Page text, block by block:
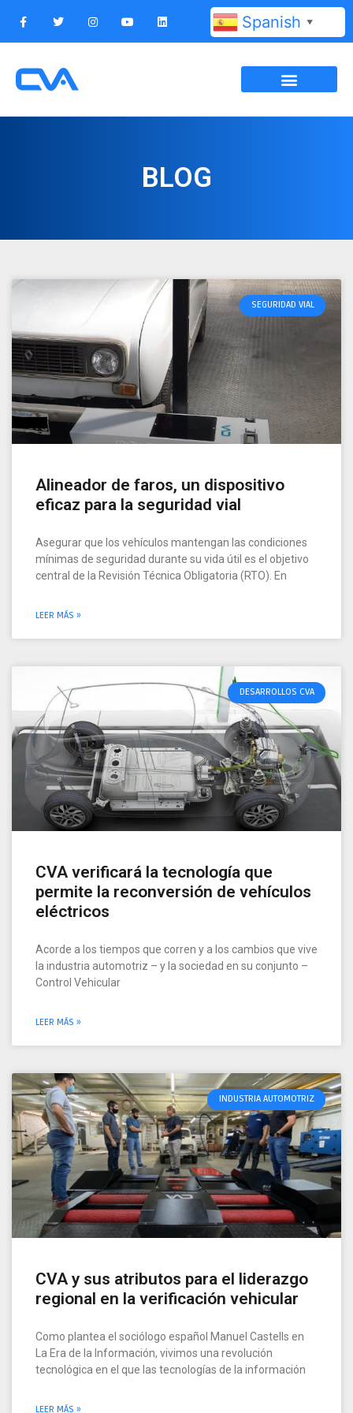
Spanish ▼
BLOG
SEGURIDAD VIAL
Alineador de faros, un dispositivo
eficaz para la seguridad vial
Asegurar que los vehículos mantengan las condiciones
mínimas de seguridad durante su vida útil es el objetivo
central de la Revisión Técnica Obligatoria (RTO). En
LEER MÁS »
DESARROLLOS CVA
CVA verificará la tecnología que
permite la reconversión de vehículos
eléctricos
Acorde a los tiempos que corren y a los cambios que vive
la industria automotriz – y la sociedad en su conjunto –
Control Vehicular
LEER MÁS »
INDUSTRIA AUTOMOTRIZ
CVA y sus atributos para el liderazgo
regional en la verificación vehicular
Como plantea el sociólogo español Manuel Castells en
La Era de la Información, vivimos una revolución
tecnológica en el que las tecnologías de la información
LEER MÁS »